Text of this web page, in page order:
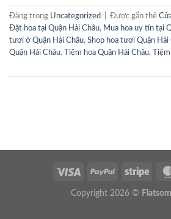
Đăng trong Uncategorized Được gắn thẻ
Đặt hoa tại Quận Hải Châu, Mua hoa uy tín tại
tươi ở Quận Hải Châu, Shop hoa tươi Quận Hải
Quận Hải Châu, Tiệm hoa Quận Hải Châu,
Copyright 2026 ©